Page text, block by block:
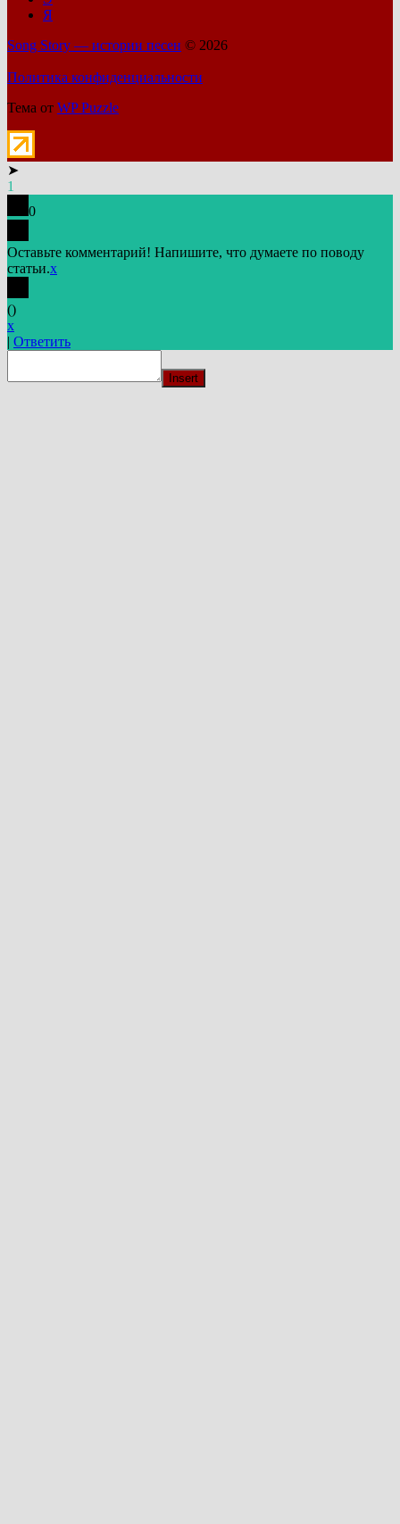
Я
Song Story — истории песен © 2026
Политика конфиденциальности
Тема от WP Puzzle
➤
1
0
Оставьте комментарий! Напишите, что думаете по поводу
статьи.x
()
x
| Ответить
Insert